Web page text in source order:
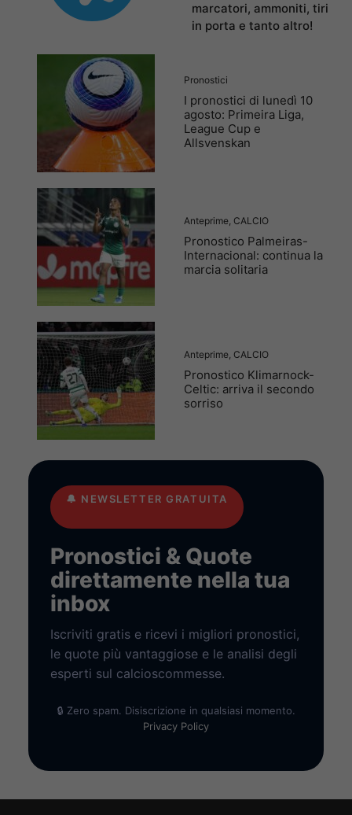
marcatori, ammoniti, tiri
in porta e tanto altro!
Pronostici
I pronostici di lunedì 10
agosto: Primeira Liga,
League Cup e
Allsvenskan
Anteprime CALCIO
Pronostico Palmeiras-
Internacional: continua la
marcia solitaria
Anteprime CALCIO
Pronostico Klimarnock-
Celtic: arriva il secondo
sorriso
🔔 NEWSLETTER GRATUITA
Pronostici & Quote
direttamente nella tua
inbox
Iscriviti gratis e ricevi i migliori pronostici,
le quote più vantaggiose e le analisi degli
esperti sul calcioscommesse.
🔒 Zero spam. Disiscrizione in qualsiasi momento.
Privacy Policy